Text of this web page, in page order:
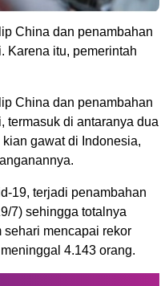
China dan penambahan
Karena itu, pemerintah
China dan penambahan
termasuk di antaranya dua
gawat di Indonesia,
19, terjadi penambahan
7) sehingga totalnya
mencapai rekor
4.143 orang.